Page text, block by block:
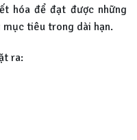
hóa để đạt được những
tiêu trong dài hạn.
ra: